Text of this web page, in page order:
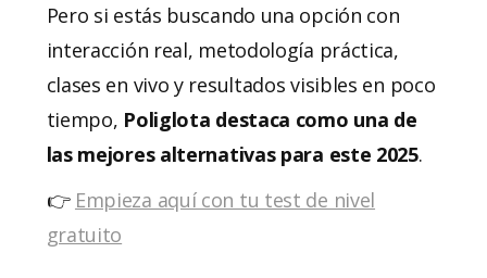
Pero si estás buscando una opción con
interacción real, metodología práctica,
clases en vivo y resultados visibles en poco
tiempo, Poliglota destaca como una de
las mejores alternativas para este 2025.
👉 Empieza aquí con tu test de nivel
gratuito